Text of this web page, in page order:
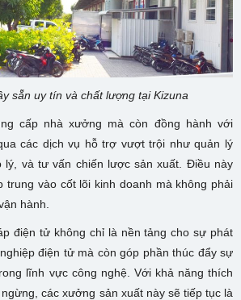
sẵn uy tín và chất lượng tại Kizuna
cấp nhà xưởng mà còn đồng hành với
các dịch vụ hỗ trợ vượt trội như quản lý
lý, và tư vấn chiến lược sản xuất. Điều này
trung vào cốt lõi kinh doanh mà không phải
hành.
điện tử không chỉ là nền tảng cho sự phát
điện tử mà còn góp phần thúc đẩy sự
lĩnh vực công nghệ. Với khả năng thích
các xưởng sản xuất này sẽ tiếp tục là